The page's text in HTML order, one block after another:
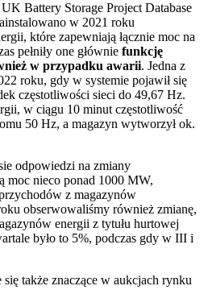
Battery Storage Project Database
w 2021 roku
które zapewniają łącznie moc na
pełniły one głównie funkcję
w przypadku awarii. Jedna z
roku, gdy w systemie pojawił się
częstotliwości sieci do 49,67 Hz.
w ciągu 10 minut częstotliwość
50 Hz, a magazyn wytworzył ok.
odpowiedzi na zmiany
moc nieco ponad 1000 MW,
z magazynów
obserwowaliśmy również zmianę,
energii z tytułu hurtowej
było to 5%, podczas gdy w III i
także znaczące w aukcjach rynku